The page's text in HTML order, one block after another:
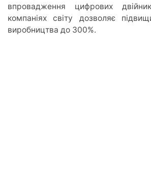
впровадження цифрових
компаніях світу дозволяє
виробництва до 300%.